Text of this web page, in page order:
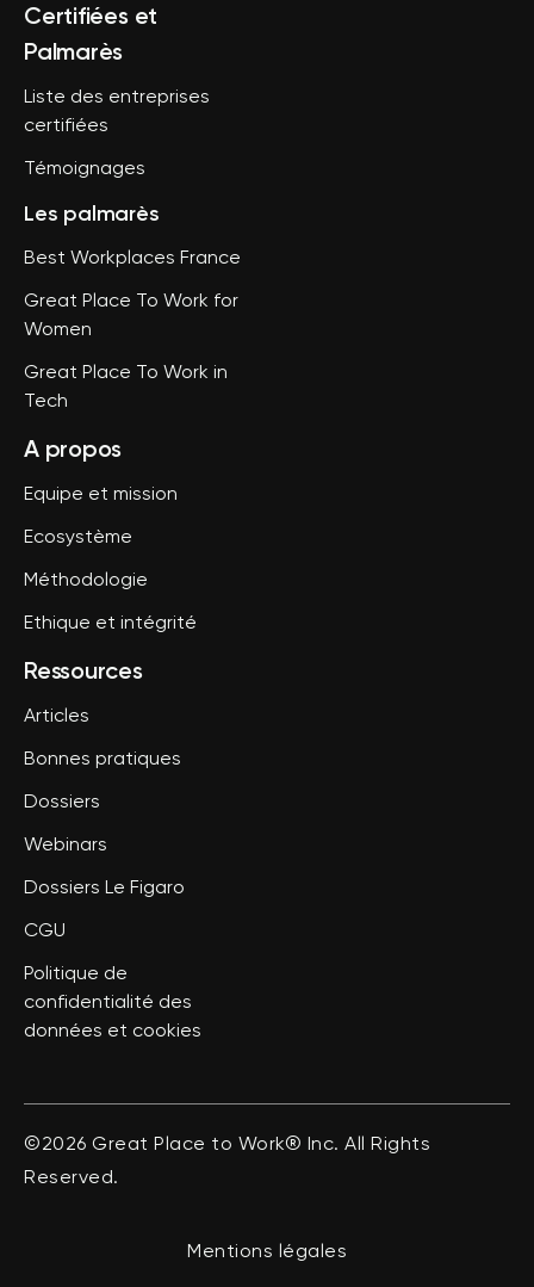
Certifiées et
Palmarès
Liste des entreprises
certifiées
Témoignages
Les palmarès
Best Workplaces France
Great Place To Work for
Women
Great Place To Work in
Tech
A propos
Equipe et mission
Ecosystème
Méthodologie
Ethique et intégrité
Ressources
Articles
Bonnes pratiques
Dossiers
Webinars
Dossiers Le Figaro
CGU
Politique de
confidentialité des
données et cookies
©2026 Great Place to Work® Inc. All Rights
Reserved.
Mentions légales